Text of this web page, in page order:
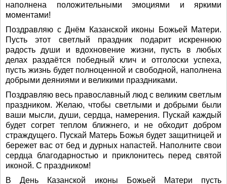
наполнена положительными эмоциями и яркими
моментами!
Поздравляю с Днём Казанской иконы Божьей Матери.
Пусть этот светлый праздник подарит искреннюю
радость души и вдохновение жизни, пусть в любых
делах раздаётся победный клич и отголоски успеха,
пусть жизнь будет полноценной и свободной, наполнена
добрыми деяниями и великими праздниками.
Поздравляю весь православный люд с великим светлым
праздником. Желаю, чтобы светлыми и добрыми были
ваши мысли, души, сердца, намерения. Пускай каждый
будет согрет теплом ближнего, и не обходит добром
страждущего. Пускай Матерь Божья будет защитницей и
бережет вас от бед и дурных напастей. Наполните свои
сердца благодарностью и приклонитесь перед святой
иконой. С праздником!
В День Казанской иконы Божьей Матери пусть